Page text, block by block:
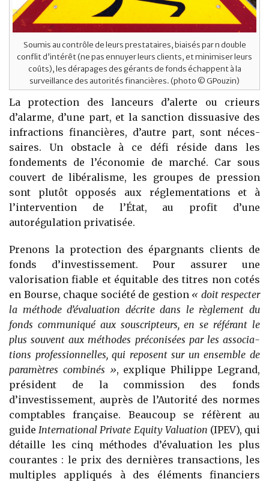
Soumis au contrôle de leurs prestataires, biaisés par n double
conflit d’intérêt (ne pas ennuyer leurs clients, et minimiser leurs
coûts), les dérapages des gérants de fonds échappent à la
surveillance des autorités financières. (photo © GPouzin)
La protection des lanceurs d’alerte ou crieurs
d’alarme, d’une part, et la sanction dissuasive des
infractions financières, d’autre part, sont néces­
saires. Un obstacle à ce défi réside dans les
fondements de l’économie de marché. Car sous
couvert de libéralisme, les groupes de pression
sont plutôt opposés aux réglementations et à
l’intervention de l’État, au profit d’une
autorégulation privatisée.
Prenons la protection des épargnants clients de
fonds d’investisse­ment. Pour assurer une
valorisation fiable et équitable des titres non cotés
en Bourse, chaque société de gestion « doit respecter
la méthode d’éva­luation décrite dans le règlement du
fonds communiqué aux souscripteurs, en se référant le
plus souvent aux méthodes préconisées par les associa­
tions professionnelles, qui reposent sur un ensemble de
paramètres combinés », explique Philippe Legrand,
président de la commission des fonds
d’investissement, auprès de l’Autorité des normes
comptables française. Beaucoup se réfèrent au
guideInternational Private Equity Valuation (IPEV), qui
détaille les cinq méthodes d’évaluation les plus
courantes : le prix des dernières transactions, les
multiples appliqués à des éléments financiers